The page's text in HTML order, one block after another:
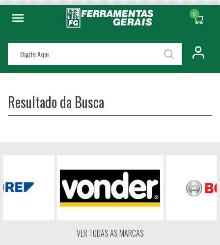
0
Resultado da Busca
VER TODAS AS MARCAS